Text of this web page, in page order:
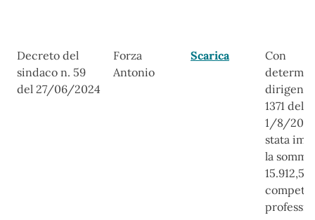
Decreto del
sindaco n. 59
del 27/06/2024
Forza
Antonio
Scarica
Con
1371 del
1/8/
stata
la